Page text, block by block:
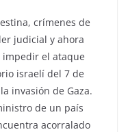
crímenes de
judicial y ahora
el ataque
israelí del 7 de
invasión de Gaza.
de un país
acorralado